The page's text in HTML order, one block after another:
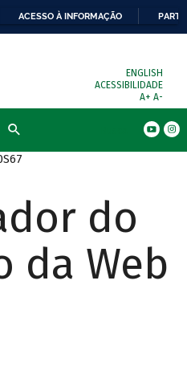
ACESSO À INFORMAÇÃO
ENGLISH
ACESSIBILIDADE
A+ A-
do
da Web